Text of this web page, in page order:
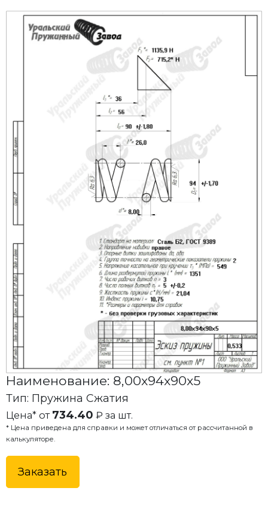
Наименование: 8,00x94x90x5
Тип: Пружина Сжатия
Цена* от 734.40 ₽ за шт.
* Цена приведена для справки и может отличаться от рассчитанной в
калькуляторе.
Заказать